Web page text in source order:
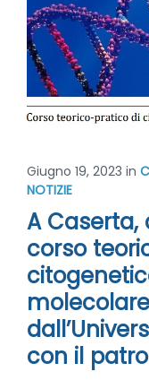
Giugno 19, 2023 in
NOTIZIE
A Caserta,
corso
con il